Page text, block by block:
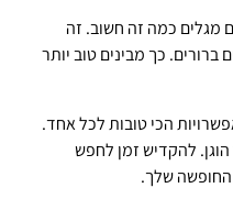
מגלים כמה זה חשוב. זה
כך מבינים טוב יותר
הכי טובות לכל אחד.
להקדיש זמן לחפש
החופשה שלך.